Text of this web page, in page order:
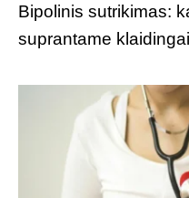
Bipolinis sutrikimas:
suprantame